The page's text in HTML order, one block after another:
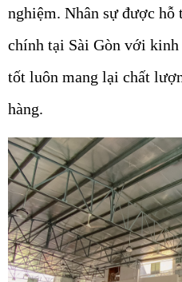
nghiệm. Nhân sự được
chính tại Sài Gòn với
tốt luôn mang lại chất
hàng.